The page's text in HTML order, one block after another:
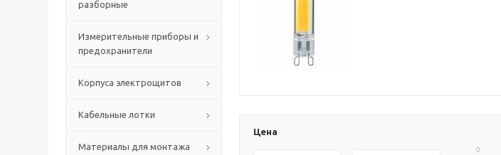
разборные
Измерительные приборы и
предохранители
Корпуса электрощитов
Кабельные лотки
Материалы для монтажа
Цена
0